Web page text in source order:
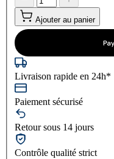
Ajouter au panier
Livraison rapide en 24h*
Paiement sécurisé
Retour sous 14 jours
Contrôle qualité strict